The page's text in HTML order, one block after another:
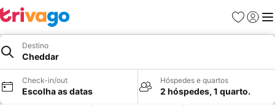
Favoritos
Iniciar
Destino
Cheddar
Check-in/out
Escolha as datas
Hóspedes e quartos
2 hóspedes, 1 quarto.